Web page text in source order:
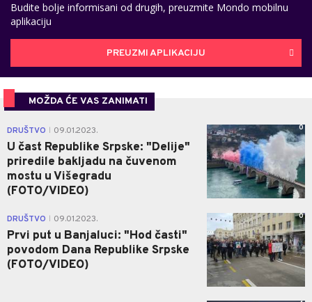
Budite bolje informisani od drugih, preuzmite Mondo mobilnu
aplikaciju
PREUZMI APLIKACIJU
MOŽDA ĆE VAS ZANIMATI
DRUŠTVO 09.01.2023.
U čast Republike Srpske: "Delije"
priredile bakljadu na čuvenom
mostu u Višegradu
(FOTO/VIDEO)
0
DRUŠTVO 09.01.2023.
Prvi put u Banjaluci: "Hod časti"
povodom Dana Republike Srpske
(FOTO/VIDEO)
0